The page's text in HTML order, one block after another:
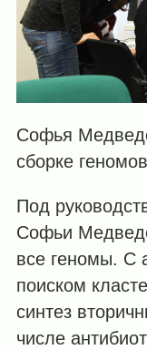
Софья
сборке
Под
Софьи
все геномы. С
поиском
синтез
числе